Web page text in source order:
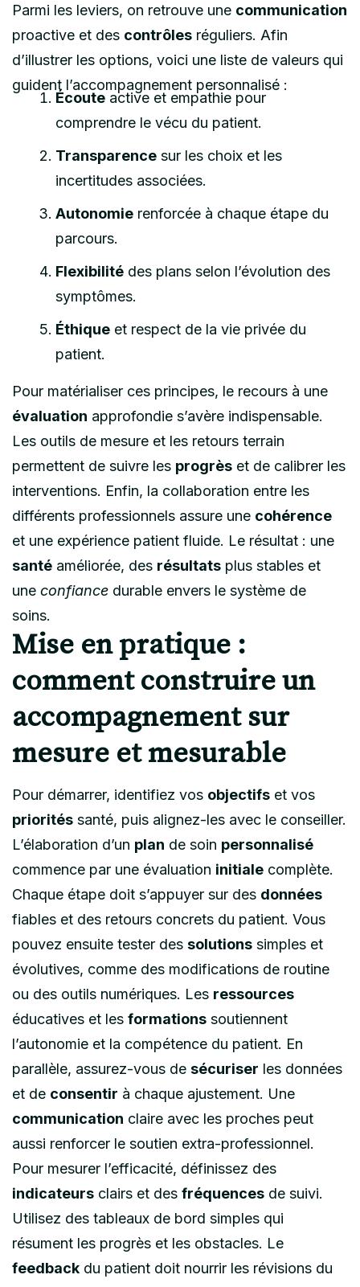
Parmi les leviers, on retrouve une communication
proactive et des contrôles réguliers. Afin
d’illustrer les options, voici une liste de valeurs qui
guident l’accompagnement personnalisé :
Écoute active et empathie pour
comprendre le vécu du patient.
Transparence sur les choix et les
incertitudes associées.
Autonomie renforcée à chaque étape du
parcours.
Flexibilité des plans selon l’évolution des
symptômes.
Éthique et respect de la vie privée du
patient.
Pour matérialiser ces principes, le recours à une
évaluation approfondie s’avère indispensable.
Les outils de mesure et les retours terrain
permettent de suivre les progrès et de calibrer les
interventions. Enfin, la collaboration entre les
différents professionnels assure une cohérence
et une expérience patient fluide. Le résultat : une
santé améliorée, des résultats plus stables et
une confiance durable envers le système de
soins.
Mise en pratique :
comment construire un
accompagnement sur
mesure et mesurable
Pour démarrer, identifiez vos objectifs et vos
priorités santé, puis alignez-les avec le conseiller.
L’élaboration d’un plan de soin personnalisé
commence par une évaluation initiale complète.
Chaque étape doit s’appuyer sur des données
fiables et des retours concrets du patient. Vous
pouvez ensuite tester des solutions simples et
évolutives, comme des modifications de routine
ou des outils numériques. Les ressources
éducatives et les formations soutiennent
l’autonomie et la compétence du patient. En
parallèle, assurez-vous de sécuriser les données
et de consentir à chaque ajustement. Une
communication claire avec les proches peut
aussi renforcer le soutien extra-professionnel.
Pour mesurer l’efficacité, définissez des
indicateurs clairs et des fréquences de suivi.
Utilisez des tableaux de bord simples qui
résument les progrès et les obstacles. Le
feedback du patient doit nourrir les révisions du